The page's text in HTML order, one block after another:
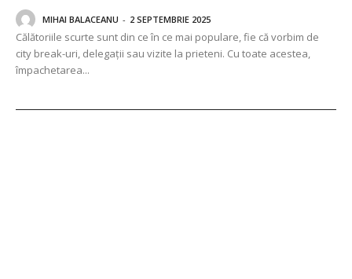
MIHAI BALACEANU - 2 SEPTEMBRIE 2025
Călătoriile scurte sunt din ce în ce mai populare, fie că vorbim de
city break-uri, delegații sau vizite la prieteni. Cu toate acestea,
împachetarea...